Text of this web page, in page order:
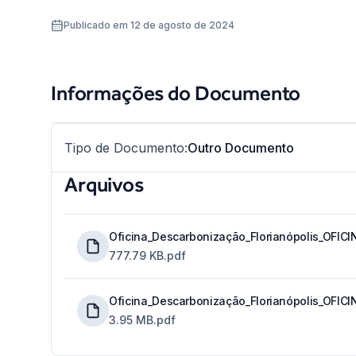
Publicado em 12 de agosto de 2024
Informações do Documento
Tipo de Documento:Outro Documento
Arquivos
777.79 KB.pdf
3.95 MB.pdf